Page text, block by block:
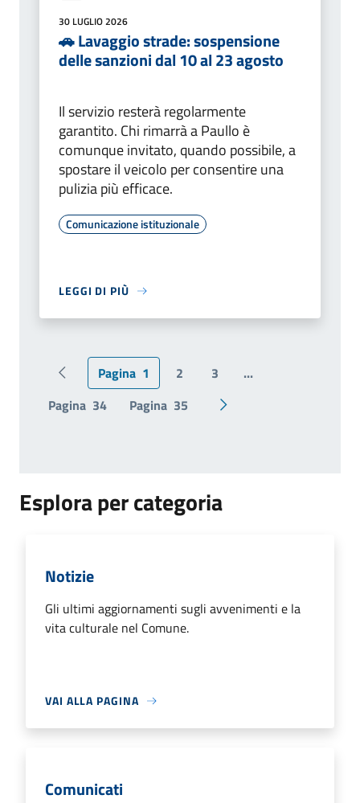
30 LUGLIO 2026
🚗 Lavaggio strade: sospensione
delle sanzioni dal 10 al 23 agosto
Il servizio resterà regolarmente
garantito. Chi rimarrà a Paullo è
comunque invitato, quando possibile, a
spostare il veicolo per consentire una
pulizia più efficace.
Comunicazione istituzionale
LEGGI DI PIÙ
Pagina precedente
Pagina 1 2 3
...
Pagina 34 Pagina 35 Pagina successiva
Esplora per categoria
Notizie
Gli ultimi aggiornamenti sugli avvenimenti e la
vita culturale nel Comune.
VAI ALLA PAGINA
Comunicati